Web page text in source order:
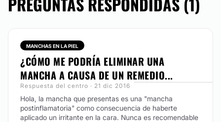
MANCHAS EN LA PIEL
¿CÓMO ME PODRÍA ELIMINAR UNA
MANCHA A CAUSA DE UN REMEDIO...
Respuesta del centro · 21 dic 2016
Hola, la mancha que presentas es una "mancha
postinflamatoria" como consecuencia de haberte
aplicado un irritante en la cara. Nunca es recomendable